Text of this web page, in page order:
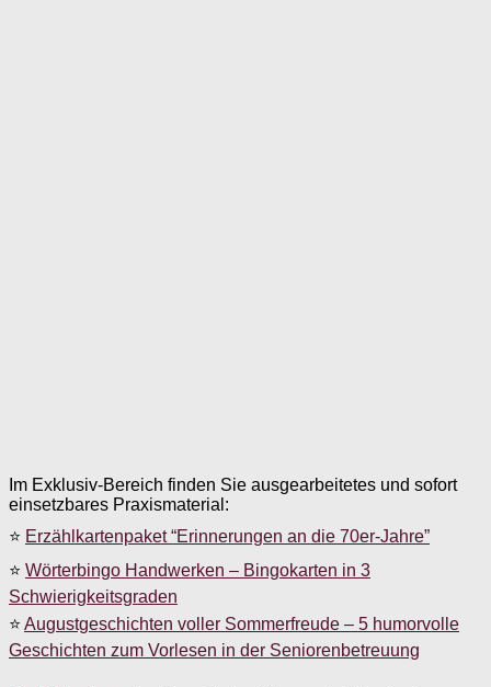
Im Exklusiv-Bereich finden Sie ausgearbeitetes und sofort
einsetzbares Praxismaterial:
⭐ Erzählkartenpaket “Erinnerungen an die 70er-Jahre”
⭐ Wörterbingo Handwerken – Bingokarten in 3
Schwierigkeitsgraden
⭐ Augustgeschichten voller Sommerfreude – 5 humorvolle
Geschichten zum Vorlesen in der Seniorenbetreuung